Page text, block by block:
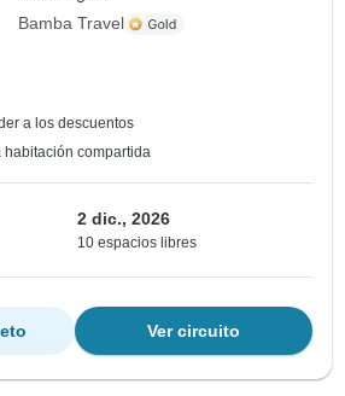
Bamba Travel
a los descuentos
habitación compartida
2 dic., 2026
10 espacios libres
Ver circuito